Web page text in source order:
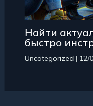
Найти
быстро
Uncategorized | 12/